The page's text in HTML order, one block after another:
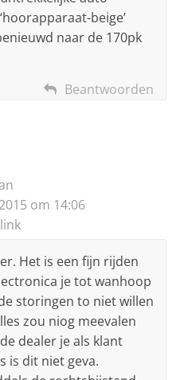
beige’
naar de 170pk
Beantwoorden
om 14:06
Het is een fijn rijden
je tot wanhoop
storingen to niet willen
zou niog meevalen
dealer je als klant
is dit niet geva.